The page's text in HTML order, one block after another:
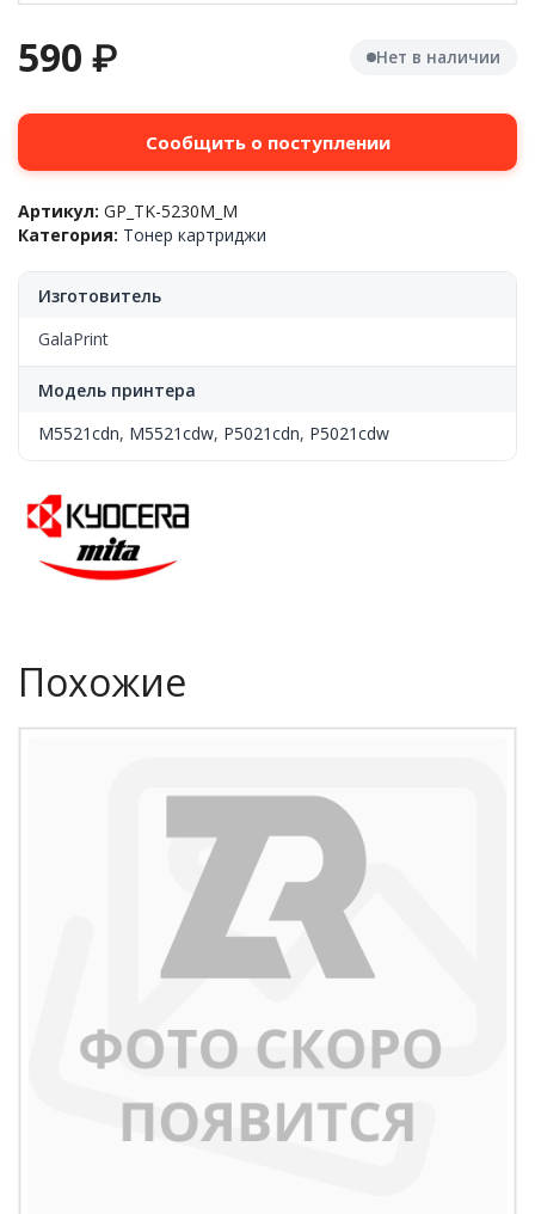
590 ₽ Нет в наличии
Сообщить о поступлении
Артикул: GP_TK-5230M_M
Категория: Тонер картриджи
Изготовитель
GalaPrint
Модель принтера
M5521cdn, M5521cdw, P5021cdn, P5021cdw
Похожие